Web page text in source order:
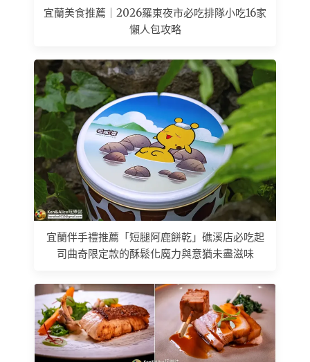
宜蘭美食推薦｜2026羅東夜市必吃排隊小吃16家
懶人包攻略
宜蘭伴手禮推薦「短腿阿鹿餅乾」礁溪店必吃起
司曲奇限定款的酥鬆化魔力與意猶未盡滋味